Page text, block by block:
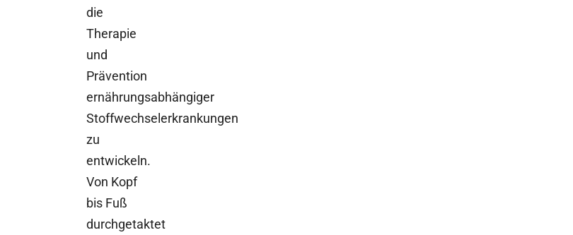
die
Therapie
und
Prävention
ernährungsabhängiger
Stoffwechselerkrankungen
zu
entwickeln.
Von Kopf
bis Fuß
durchgetaktet